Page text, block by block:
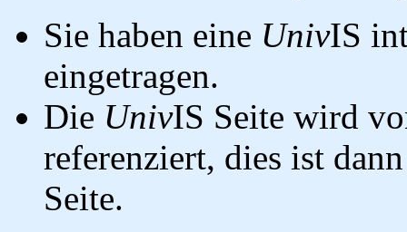
Sie haben eine UnivIS
eingetragen.
Die UnivIS Seite wird
referenziert, dies ist
Seite.